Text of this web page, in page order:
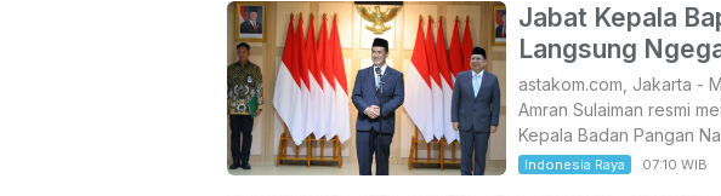
Jabat Kepala
Langsung
astakom.com, Jakarta -
Amran Sulaiman resmi
Kepala Badan Pangan
Indonesia Raya 07:10 WIB